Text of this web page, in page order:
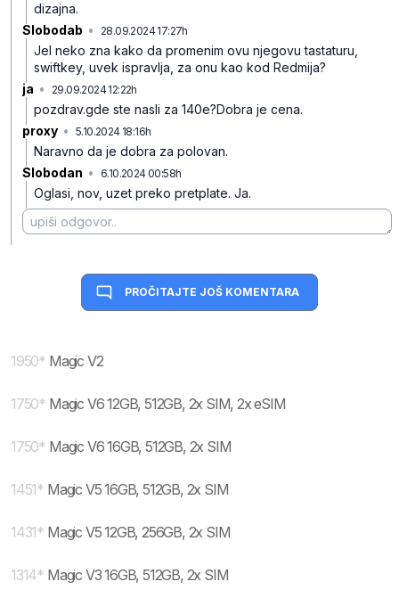
dizajna.
Slobodab • 28.09.2024 17:27h
Jel neko zna kako da promenim ovu njegovu tastaturu,
swiftkey, uvek ispravlja, za onu kao kod Redmija?
ja • 29.09.2024 12:22h
pozdrav.gde ste nasli za 140e?Dobra je cena.
proxy • 5.10.2024 18:16h
Naravno da je dobra za polovan.
Slobodan • 6.10.2024 00:58h
Oglasi, nov, uzet preko pretplate. Ja.
PROČITAJTE JOŠ KOMENTARA
1950* Magic V2
1750* Magic V6 12GB, 512GB, 2x SIM, 2x eSIM
1750* Magic V6 16GB, 512GB, 2x SIM
1451* Magic V5 16GB, 512GB, 2x SIM
1431* Magic V5 12GB, 256GB, 2x SIM
1314* Magic V3 16GB, 512GB, 2x SIM